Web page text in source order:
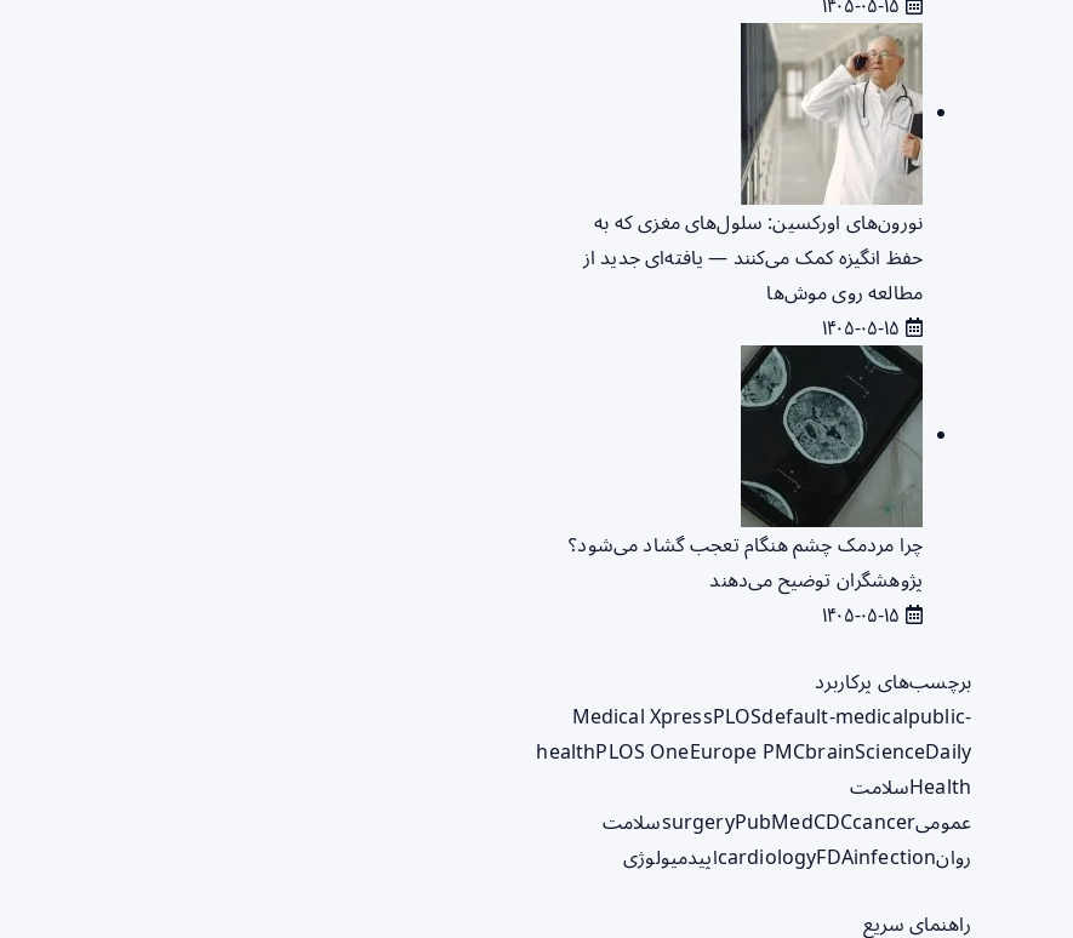
نورون‌های اورکسین: سلول‌های مغزی که به
حفظ انگیزه کمک می‌کنند — یافته‌ای جدید از
مطالعه روی موش‌ها
چرا مردمک چشم هنگام تعجب گشاد می‌شود؟
پژوهشگران توضیح می‌دهند
برچسب‌های پرکاربرد
Medical XpressPLOSdefault-medicalpublic-
healthPLOS OneEurope PMCbrainScienceDaily
Healthسلامت
عمومی
surgeryPubMedCDCcancer
سلامت
روان
cardiologyFDAinfection اپیدمیولوژی
راهنمای سریع